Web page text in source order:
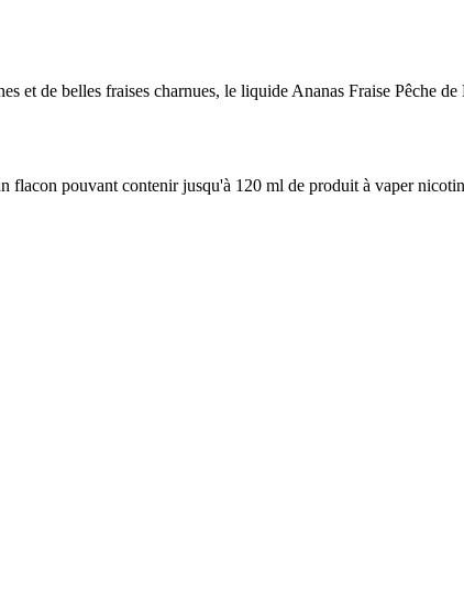
et de belles fraises charnues, le liquide Ananas Fraise Pêche
flacon pouvant contenir jusqu'à 120 ml de produit à vaper